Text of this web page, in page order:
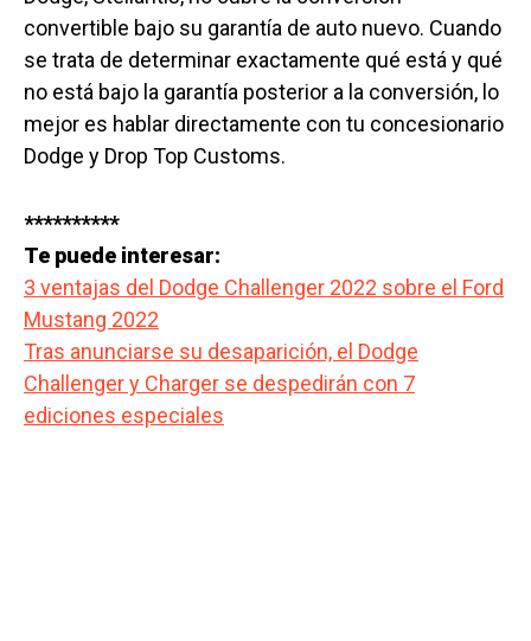
convertible bajo su garantía de auto nuevo. Cuando
se trata de determinar exactamente qué está y qué
no está bajo la garantía posterior a la conversión, lo
mejor es hablar directamente con tu concesionario
Dodge y Drop Top Customs.
**********
Te puede interesar:
3 ventajas del Dodge Challenger 2022 sobre el Ford
Mustang 2022
Tras anunciarse su desaparición, el Dodge
Challenger y Charger se despedirán con 7
ediciones especiales